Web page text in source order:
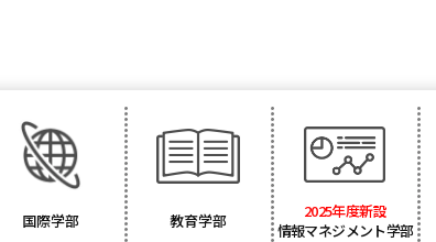
国際学部 教育学部
2025年度新設
情報マネジメント学部